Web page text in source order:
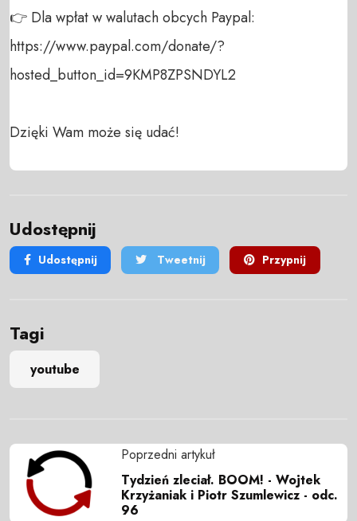
👉 Dla wpłat w walutach obcych Paypal:
https://www.paypal.com/donate/?
hosted_button_id=9KMP8ZPSNDYL2
Dzięki Wam może się udać!
Udostępnij
Udostępnij Tweetnij Przypnij
Tagi
youtube
Poprzedni artykuł
Tydzień zleciał. BOOM! - Wojtek
Krzyżaniak i Piotr Szumlewicz - odc.
96